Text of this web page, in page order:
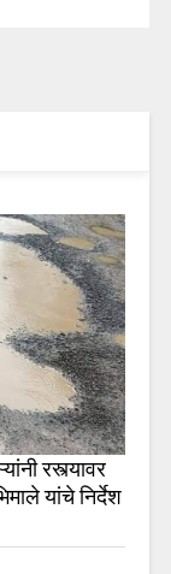
रस्त्यावर
यांचे निर्देश